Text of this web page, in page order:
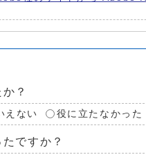
？
えない 役に立たなかった
ですか？